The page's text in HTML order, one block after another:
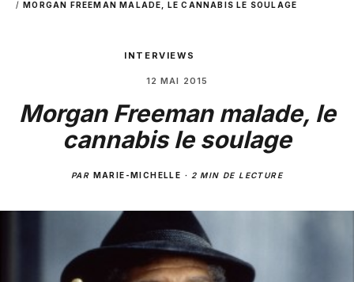
MORGAN FREEMAN MALADE, LE CANNABIS LE SOULAGE
INTERVIEWS
12 MAI 2015
Morgan Freeman malade, le
cannabis le soulage
PAR MARIE-MICHELLE · 2 MIN DE LECTURE